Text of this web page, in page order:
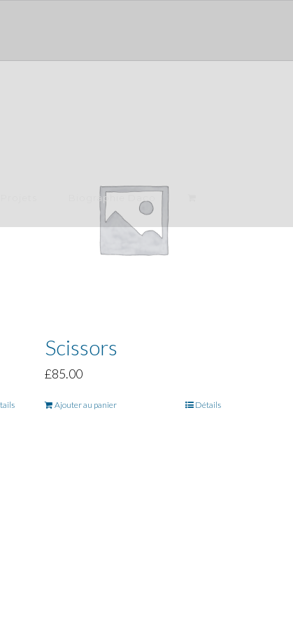
Biographie Daco
Scissors
£85.00
Ajouter au panier Détails